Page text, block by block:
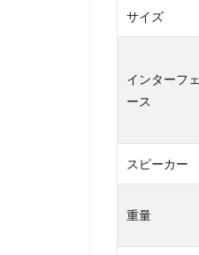
サイズ
インターフェ
ース
スピーカー
重量